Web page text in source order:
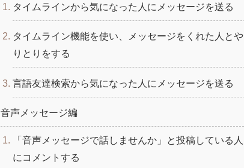
タイムラインから気になった人にメッセージを送る
タイムライン機能を使い、メッセージをくれた人とや
りとりをする
言語友達検索から気になった人にメッセージを送る
音声メッセージ編
「音声メッセージで話しませんか」と投稿している人
にコメントする